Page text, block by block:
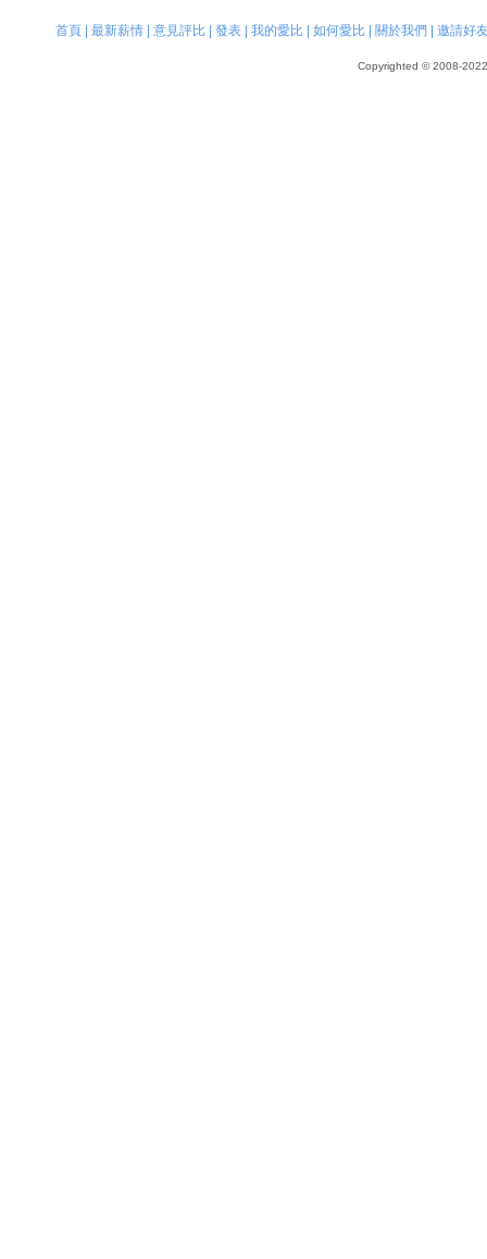
首頁| 最新薪情| 意見評比| 發表| 我的愛比| 如何愛比| 關於我們 邀請好
Copyrighted © 2008-